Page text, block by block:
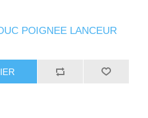
POIGNEE LANCEUR